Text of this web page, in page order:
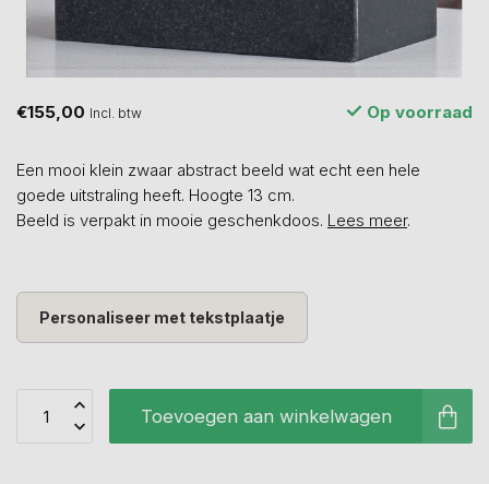
€155,00 Incl. btw Op voorraad
Een mooi klein zwaar abstract beeld wat echt een hele
goede uitstraling heeft. Hoogte 13 cm.
Beeld is verpakt in mooie geschenkdoos. Lees meer.
Personaliseer met tekstplaatje
Toevoegen aan winkelwagen